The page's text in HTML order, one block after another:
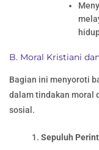
B. Moral Kristiani
Bagian ini menyoroti
dalam tindakan moral
sosial.
Sepuluh